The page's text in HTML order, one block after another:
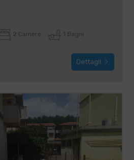
2 Camere 1 Bagni
Dettagli